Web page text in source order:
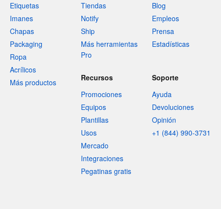
Etiquetas
Imanes
Chapas
Packaging
Ropa
Acrílicos
Más productos
Tiendas
Notify
Ship
Más herramientas
Pro
Blog
Empleos
Prensa
Estadísticas
Recursos
Promociones
Equipos
Plantillas
Usos
Mercado
Integraciones
Pegatinas gratis
Soporte
Ayuda
Devoluciones
Opinión
+1 (844) 990-3731